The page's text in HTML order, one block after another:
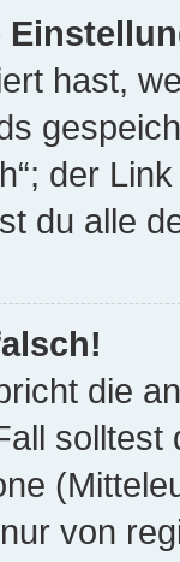
hast,
der
du alle
die
solltest
von